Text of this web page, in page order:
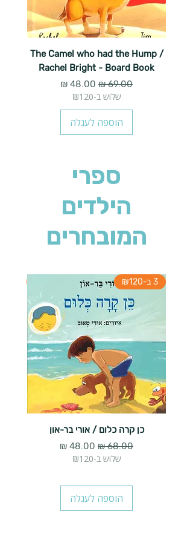
The Camel who had the Hump /
Rachel Bright - Board Book
מחיר רגיל מחיר מבצע
שלוש ב-₪120
הוספה לעגלה
ספרי
הילדים
המובחרים
3 ב-₪120
כן קרה כלום / אורי בר-און
מחיר רגיל מחיר מבצע
שלוש ב-₪120
הוספה לעגלה